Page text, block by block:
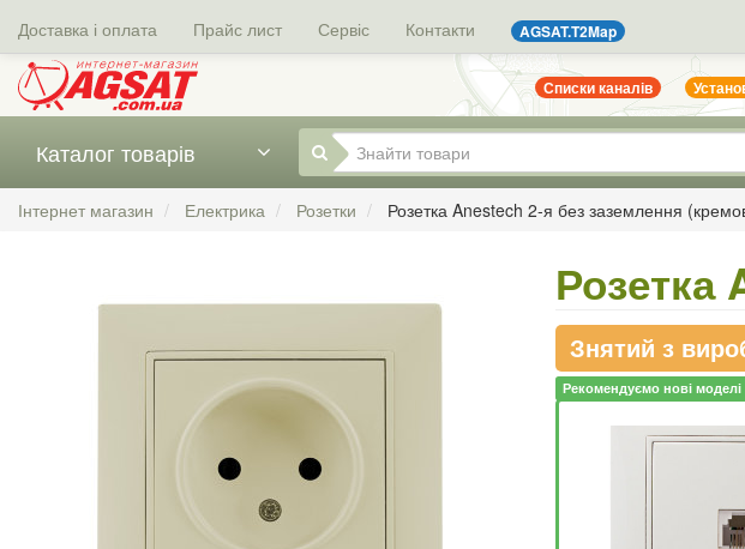
Доставка і оплата Прайс лист Сервіс Контакти AGSAT.T2Map
Списки каналів
Каталог товарів
Інтернет магазин Електрика Розетки Розетка Anestech 2-я без заземлення
Розетка
Знятий з
Рекомендуємо нові моделі